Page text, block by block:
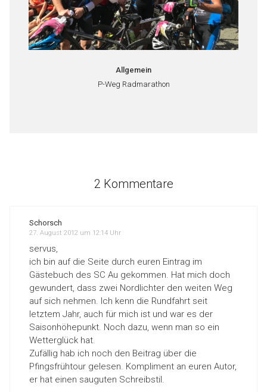
Allgemein
P-Weg Radmarathon
2 Kommentare
Schorsch
27. August 2012 um 12:14 Uhr
servus,
ich bin auf die Seite durch euren Eintrag im
Gästebuch des SC Au gekommen. Hat mich doch
gewundert, dass zwei Nordlichter den weiten Weg
auf sich nehmen. Ich kenn die Rundfahrt seit
letztem Jahr, auch für mich ist und war es der
Saisonhöhepunkt. Noch dazu, wenn man so ein
Wetterglück hat.
Zufällig hab ich noch den Beitrag über die
Pfingsfrühtour gelesen. Kompliment an euren Autor,
er hat einen sauguten Schreibstil.